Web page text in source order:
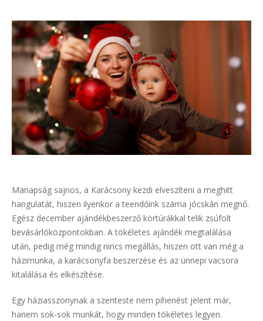
Manapság sajnos, a Karácsony kezdi elveszíteni a meghitt
hangulatát, hiszen ilyenkor a teendőink száma jócskán megnő.
Egész december ajándékbeszerző körtúrákkal telik zsúfolt
bevásárlóközpontokban. A tökéletes ajándék megtalálása
után, pedig még mindig nincs megállás, hiszen ott van még a
házimunka, a karácsonyfa beszerzése és az ünnepi vacsora
kitalálása és elkészítése.
Egy háziasszonynak a szenteste nem pihenést jelent már,
hanem sok-sok munkát, hogy minden tökéletes legyen.